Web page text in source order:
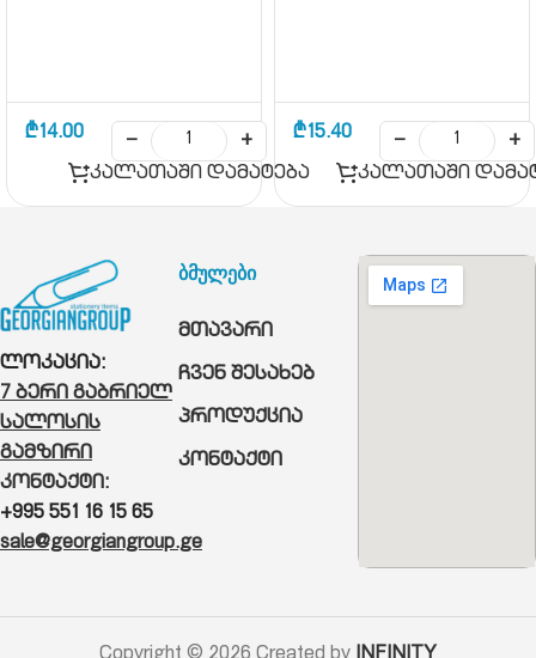
₾14.00 −
+
კალათაში დამატება
₾15.40 −
+
კალათაში
ლოკაცია:
7 ბერი გაბრიელ
სალოსის
გამზირი
კონტაქტი:
+995 551 16 15 65
sale@georgiangroup.ge
ბმულები
მთავარი
ჩვენ შესახებ
პროდუქცია
კონტაქტი